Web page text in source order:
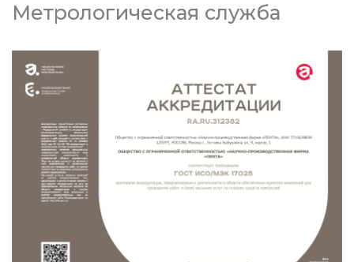
Метрологическая служба